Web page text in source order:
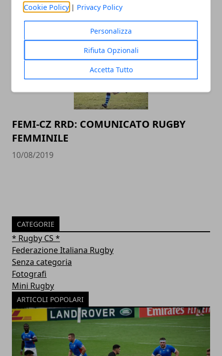
Cookie Policy | Privacy Policy
Personalizza
Rifiuta Opzionali
Accetta Tutto
FEMI-CZ RRD: COMUNICATO RUGBY
FEMMINILE
10/08/2019
CATEGORIE
* Rugby CS *
Federazione Italiana Rugby
Senza categoria
Fotografi
Mini Rugby
ARTICOLI POPOLARI